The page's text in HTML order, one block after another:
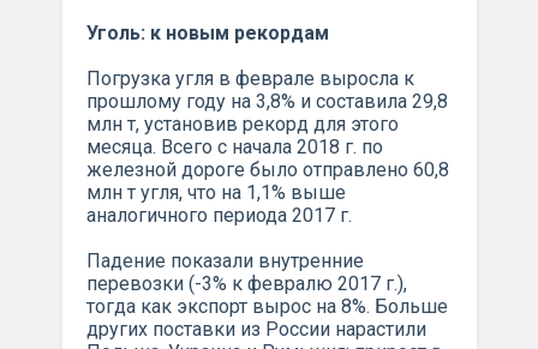
Уголь: к новым рекордам
Погрузка угля в феврале выросла к
прошлому году на 3,8% и составила 29,8
млн т, установив рекорд для этого
месяца. Всего с начала 2018 г. по
железной дороге было отправлено 60,8
млн т угля, что на 1,1% выше
аналогичного периода 2017 г.
Падение показали внутренние
перевозки (-3% к февралю 2017 г.),
тогда как экспорт вырос на 8%. Больше
других поставки из России нарастили